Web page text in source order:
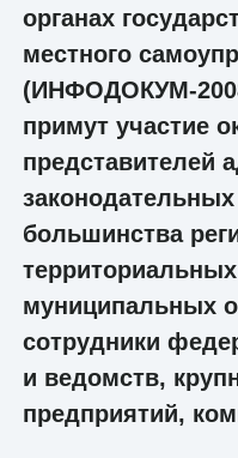
органах
местного
(ИНФОДОКУМ-
примут участие
представителей
большинства
территориальных
муниципальных
сотрудники
и ведомств,
предприятий,